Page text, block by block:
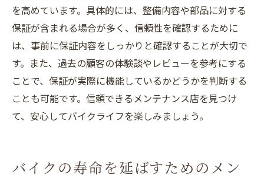
を高めています。具体的には、整備内容や部品に対する
保証が含まれる場合が多く、信頼性を確認するために
は、事前に保証内容をしっかりと確認することが大切で
す。また、過去の顧客の体験談やレビューを参考にする
ことで、保証が実際に機能しているかどうかを判断する
ことも可能です。信頼できるメンテナンス店を見つけ
て、安心してバイクライフを楽しみましょう。
バイクの寿命を延ばすためのメン